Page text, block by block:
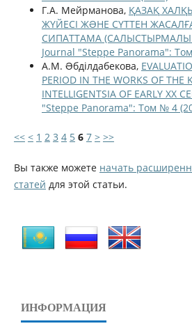
Г.А. Мейрманова, ҚАЗАҚ
ЖҮЙЕСІ ЖƏНЕ СҮТТЕН
СИПАТТАМА (САЛЫСТЫРМАЛЫ
Journal "Steppe Panorama":
А.М. Əбділдабекова,
PERIOD IN THE WORKS OF THE
INTELLIGENTSIA OF EARLY ХХ
"Steppe Panorama": Том № 4
<< < 1 2 3 4 5 6 7 > >>
Вы также можете начать
статей для этой статьи.
ИНФОРМАЦИЯ